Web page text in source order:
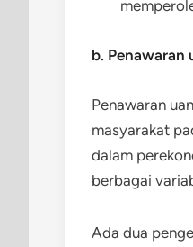
b. Penawaran
Penawaran
masyarakat
dalam
berbagai
Ada dua